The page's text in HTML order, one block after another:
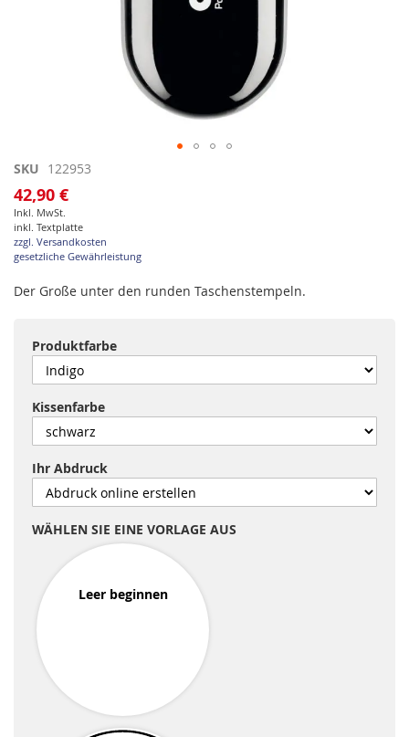
Zum
Anfang
der
Bildgalerie
springen
SKU 122953
42,90 €
Inkl. MwSt.
inkl. Textplatte
zzgl. Versandkosten
gesetzliche Gewährleistung
Der Große unter den runden Taschenstempeln.
Produktfarbe
Kissenfarbe
Ihr Abdruck
WÄHLEN SIE EINE VORLAGE AUS
Leer beginnen